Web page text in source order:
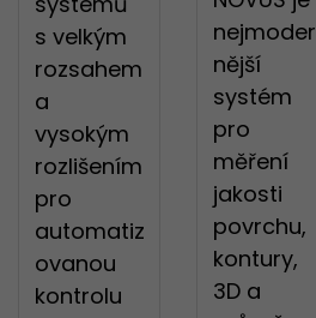
s velkým
rozsahem
a
vysokým
rozlišením
pro
automatiz
ovanou
kontrolu
nejmoder
nější
systém
pro
měření
jakosti
povrchu,
kontury,
3D a